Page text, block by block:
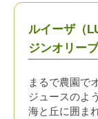
ルイーザ（
ジンオリー
まるで農園で
ジュースのよ
海と丘に囲ま